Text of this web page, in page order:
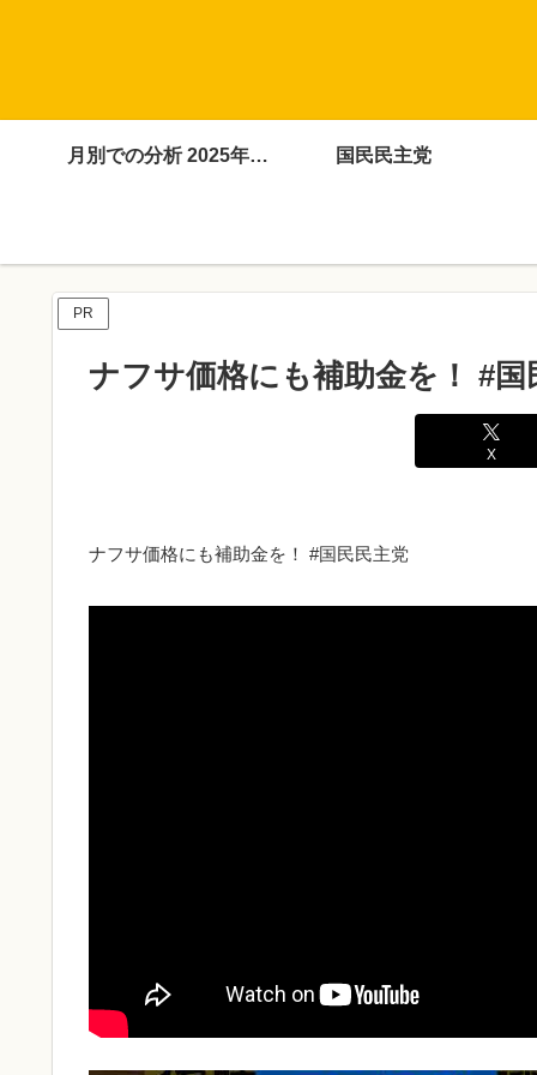
月別での分析 2025年4月～12月 国民民主党
PR
ナフサ価格にも補助金を！ #国
X
ナフサ価格にも補助金を！ #国民民主党